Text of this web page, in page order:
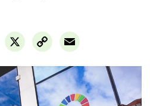
X
Copy
Link
Email